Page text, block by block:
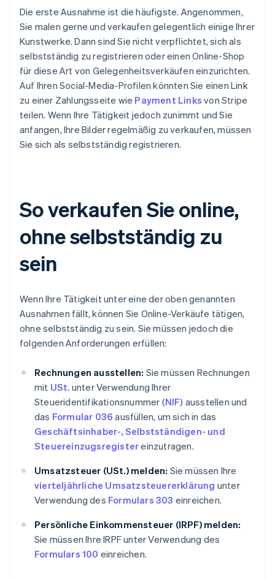
Die erste Ausnahme ist die häufigste. Angenommen,
Sie malen gerne und verkaufen gelegentlich einige Ihrer
Kunstwerke. Dann sind Sie nicht verpflichtet, sich als
selbstständig zu registrieren oder einen Online-Shop
für diese Art von Gelegenheitsverkäufen einzurichten.
Auf Ihren Social-Media-Profilen könnten Sie einen Link
zu einer Zahlungsseite wie Payment Links von Stripe
teilen. Wenn Ihre Tätigkeit jedoch zunimmt und Sie
anfangen, Ihre Bilder regelmäßig zu verkaufen, müssen
Sie sich als selbstständig registrieren.
So verkaufen Sie online,
ohne selbstständig zu
sein
Wenn Ihre Tätigkeit unter eine der oben genannten
Ausnahmen fällt, können Sie Online-Verkäufe tätigen,
ohne selbstständig zu sein. Sie müssen jedoch die
folgenden Anforderungen erfüllen:
Rechnungen ausstellen: Sie müssen Rechnungen
mit USt. unter Verwendung Ihrer
Steueridentifikationsnummer (NIF) ausstellen und
das Formular 036 ausfüllen, um sich in das
Geschäftsinhaber-, Selbstständigen- und
Steuereinzugsregistereinzutragen.
Umsatzsteuer (USt.) melden: Sie müssen Ihre
vierteljährliche Umsatzsteuererklärung unter
Verwendung des Formulars 303 einreichen.
Persönliche Einkommensteuer (IRPF) melden:
Sie müssen Ihre IRPF unter Verwendung des
Formulars 100 einreichen.